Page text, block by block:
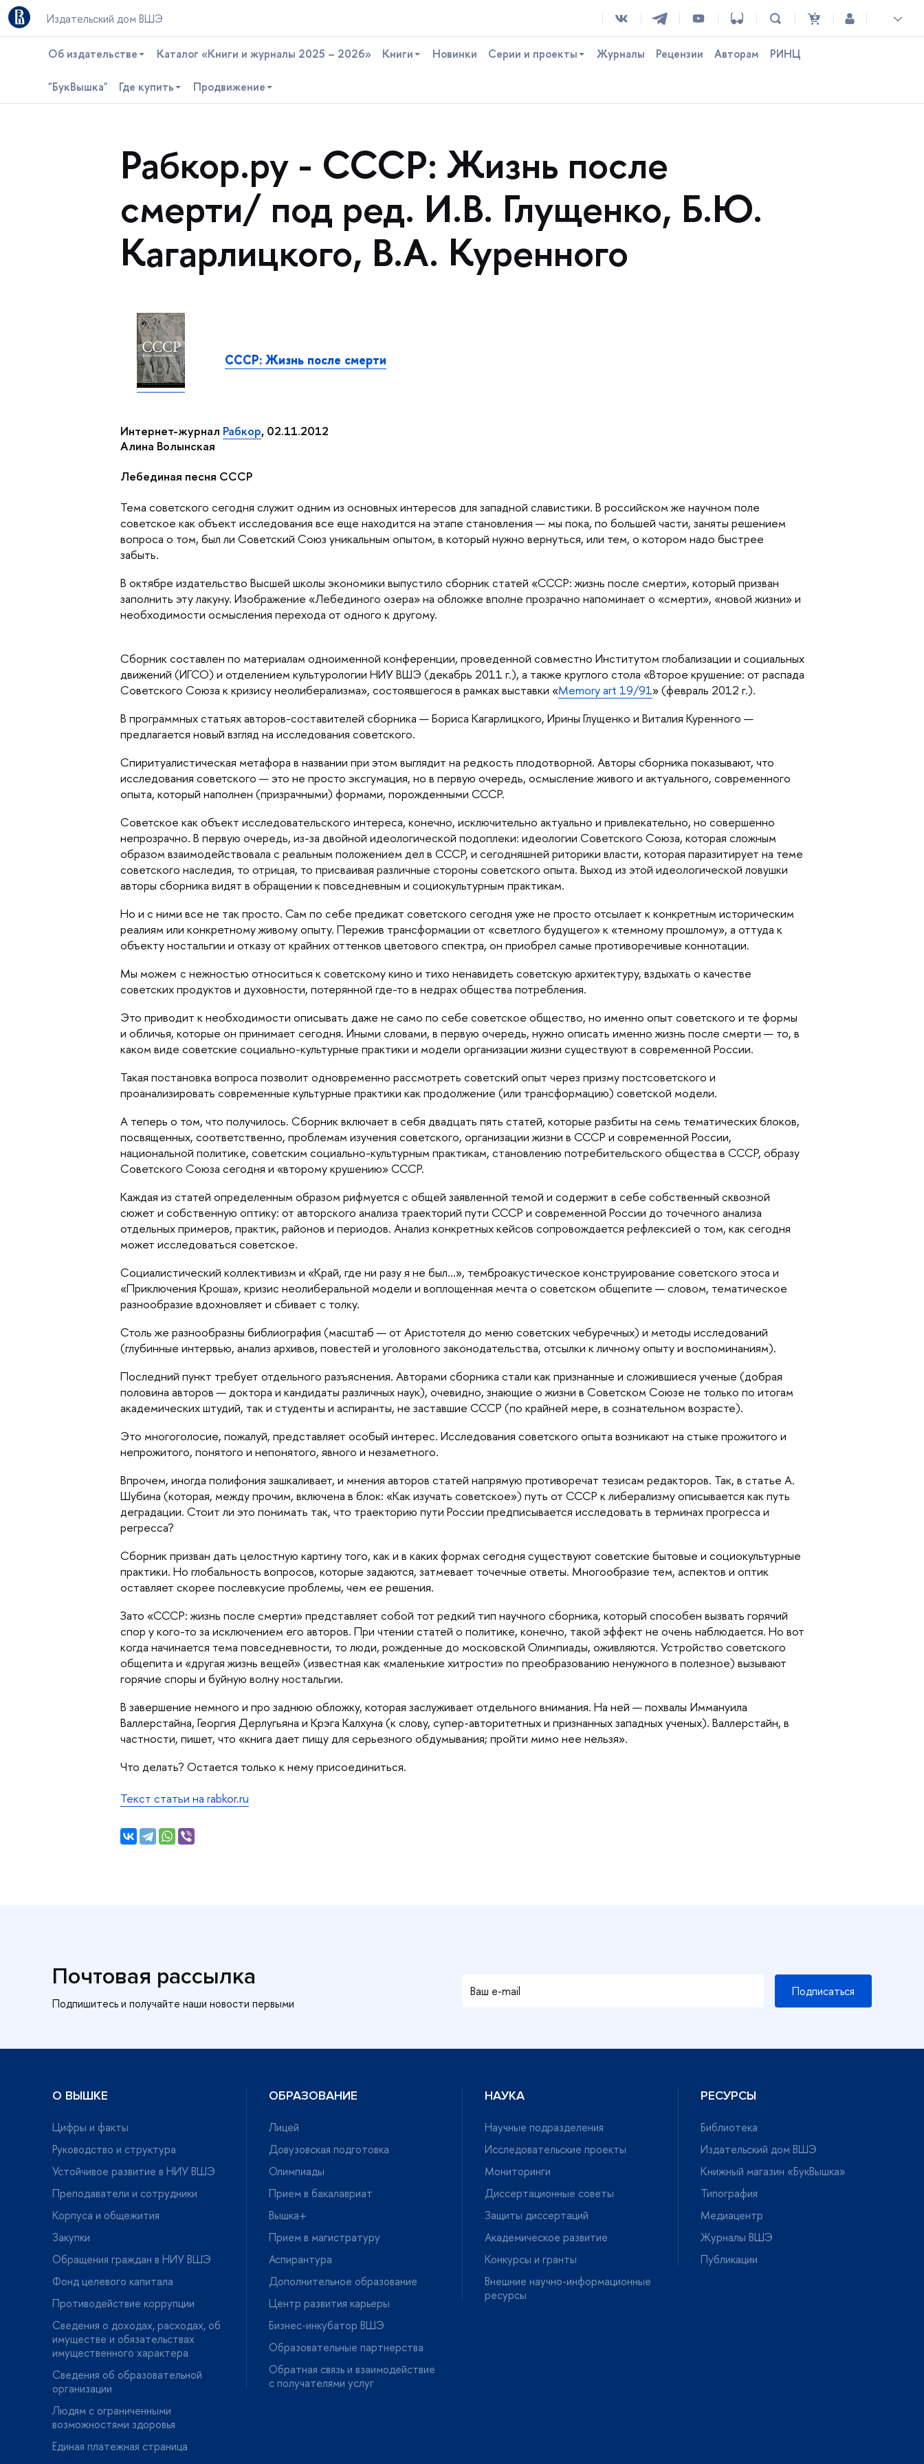
Издательский дом ВШЭ
Об издательстве Каталог «Книги и журналы 2025 – 2026» Книги Новинки Серии и проекты Журналы Рецензии Авторам РИНЦ
"БукВышка" Где купить Продвижение
Рабкор.ру - СССР: Жизнь после
смерти/ под ред. И.В. Глущенко, Б.Ю.
Кагарлицкого, В.А. Куренного
СССР: Жизнь после смерти
Интернет-журнал Рабкор, 02.11.2012
Алина Волынская
Лебединая песня СССР
Тема советского сегодня служит одним из основных интересов для западной славистики. В российском же научном поле
советское как объект исследования все еще находится на этапе становления — мы пока, по большей части, заняты решением
опроса о том, был ли Советский Союз уникальным опытом, в который нужно вернуться, или тем, о котором надо быстрее
забыть.
октябре издательство Высшей школы экономики выпустило сборник статей «СССР: жизнь после смерти», который призван
заполнить эту лакуну. Изображение «Лебединого озера» на обложке вполне прозрачно напоминает о «смерти», «новой жизни» и
необходимости осмысления перехода от одного к другому.
Сборник составлен по материалам одноименной конференции, проведенной совместно Институтом глобализации и социальных
движений (ИГСО) и отделением культурологии НИУ ВШЭ (декабрь 2011 г.), а также круглого стола «Второе крушение: от распада
Советского Союза к кризису неолиберализма», состоявшегося в рамках выставки «Memory art 19/91» (февраль 2012 г.).
программных статьях авторов-составителей сборника — Бориса Кагарлицкого, Ирины Глущенко и Виталия Куренного —
предлагается новый взгляд на исследования советского.
Спиритуалистическая метафора в названии при этом выглядит на редкость плодотворной. Авторы сборника показывают, что
исследования советского — это не просто эксгумация, но в первую очередь, осмысление живого и актуального, современного
опыта, который наполнен (призрачными) формами, порожденными СССР.
Советское как объект исследовательского интереса, конечно, исключительно актуально и привлекательно, но совершенно
непрозрачно. В первую очередь, из-за двойной идеологической подоплеки: идеологии Советского Союза, которая сложным
образом взаимодействовала с реальным положением дел в СССР, и сегодняшней риторики власти, которая паразитирует на теме
советского наследия, то отрицая, то присваивая различные стороны советского опыта. Выход из этой идеологической ловушки
авторы сборника видят в обращении к повседневным и социокультурным практикам.
Но и с ними все не так просто. Сам по себе предикат советского сегодня уже не просто отсылает к конкретным историческим
реалиям или конкретному живому опыту. Пережив трансформации от «светлого будущего» к «темному прошлому», а оттуда к
объекту ностальгии и отказу от крайних оттенков цветового спектра, он приобрел самые противоречивые коннотации.
Мы можем с нежностью относиться к советскому кино и тихо ненавидеть советскую архитектуру, вздыхать о качестве
советских продуктов и духовности, потерянной где-то в недрах общества потребления.
Это приводит к необходимости описывать даже не само по себе советское общество, но именно опыт советского и те формы
и обличья, которые он принимает сегодня. Иными словами, в первую очередь, нужно описать именно жизнь после смерти — то,
каком виде советские социально-культурные практики и модели организации жизни существуют в современной России.
Такая постановка вопроса позволит одновременно рассмотреть советский опыт через призму постсоветского и
проанализировать современные культурные практики как продолжение (или трансформацию) советской модели.
А теперь о том, что получилось. Сборник включает в себя двадцать пять статей, которые разбиты на семь тематических блоков,
посвященных, соответственно, проблемам изучения советского, организации жизни в СССР и современной России,
национальной политике, советским социально-культурным практикам, становлению потребительского общества в СССР, образу
Советского Союза сегодня и «второму крушению» СССР.
Каждая из статей определенным образом рифмуется с общей заявленной темой и содержит в себе собственный сквозной
сюжет и собственную оптику: от авторского анализа траекторий пути СССР и современной России до точечного анализа
отдельных примеров, практик, районов и периодов. Анализ конкретных кейсов сопровождается рефлексией о том, как сегодня
может исследоваться советское.
Социалистический коллективизм и «Край, где ни разу я не был…», темброакустическое конструирование советского этоса и
«Приключения Кроша», кризис неолиберальной модели и воплощенная мечта о советском общепите — словом, тематическое
разнообразие вдохновляет и сбивает с толку.
Столь же разнообразны библиография (масштаб — от Аристотеля до меню советских чебуречных) и методы исследований
(глубинные интервью, анализ архивов, повестей и уголовного законодательства, отсылки к личному опыту и воспоминаниям).
Последний пункт требует отдельного разъяснения. Авторами сборника стали как признанные и сложившиеся ученые (добрая
половина авторов — доктора и кандидаты различных наук), очевидно, знающие о жизни в Советском Союзе не только по итогам
академических штудий, так и студенты и аспиранты, не заставшие СССР (по крайней мере, в сознательном возрасте).
Это многоголосие, пожалуй, представляет особый интерес. Исследования советского опыта возникают на стыке прожитого и
непрожитого, понятого и непонятого, явного и незаметного.
прочем, иногда полифония зашкаливает, и мнения авторов статей напрямую противоречат тезисам редакторов. Так, в статье А.
Шубина (которая, между прочим, включена в блок: «Как изучать советское») путь от СССР к либерализму описывается как путь
деградации. Стоит ли это понимать так, что траекторию пути России предписывается исследовать в терминах прогресса и
регресса?
Сборник призван дать целостную картину того, как и в каких формах сегодня существуют советские бытовые и социокультурные
практики. Но глобальность вопросов, которые задаются, затмевает точечные ответы. Многообразие тем, аспектов и оптик
оставляет скорее послевкусие проблемы, чем ее решения.
Зато «СССР: жизнь после смерти» представляет собой тот редкий тип научного сборника, который способен вызвать горячий
спор у кого-то за исключением его авторов. При чтении статей о политике, конечно, такой эффект не очень наблюдается. Но вот
когда начинается тема повседневности, то люди, рожденные до московской Олимпиады, оживляются. Устройство советского
общепита и «другая жизнь вещей» (известная как «маленькие хитрости» по преобразованию ненужного в полезное) вызывают
орячие споры и буйную волну ностальгии.
завершение немного и про заднюю обложку, которая заслуживает отдельного внимания. На ней — похвалы Иммануила
аллерстайна, Георгия Дерлугьяна и Крэга Калхуна (к слову, супер-авторитетных и признанных западных ученых). Валлерстайн,
частности, пишет, что «книга дает пищу для серьезного обдумывания; пройти мимо нее нельзя».
Что делать? Остается только к нему присоединиться.
Текст статьи на rabkor.ru
Почтовая рассылка
Подписаться
О ВЫШКЕ
Цифры и факты
Руководство и структура
Устойчивое развитие в НИУ ВШЭ
Преподаватели и сотрудники
Корпуса и общежития
Закупки
Обращения граждан в НИУ ВШЭ
Фонд целевого капитала
Противодействие коррупции
Сведения о доходах, расходах, о
имуществе и обязательствах
имущественного характера
Сведения об образовательной
организации
Людям с ограниченными
озможностями здоровья
Единая платежная страница
ОБРАЗОВАНИЕ
Лицей
Довузовская подготовка
Олимпиады
Прием в бакалавриат
ышка+
Прием в магистратуру
Аспирантура
Дополнительное образование
Центр развития карьеры
Бизнес-инкубатор ВШЭ
Образовательные партнерства
Обратная связь и взаимодействие
с получателями услу
НАУКА
Научные подразделения
Исследовательские проекты
Мониторинги
Диссертационные советы
Защиты диссертаций
Академическое развитие
Конкурсы и гранты
нешние научно-информационные
ресурсы
РЕСУРСЫ
Библиотека
Издательский дом ВШЭ
Книжный магазин «БукВышка»
Типография
Медиацентр
Журналы ВШЭ
Публикации